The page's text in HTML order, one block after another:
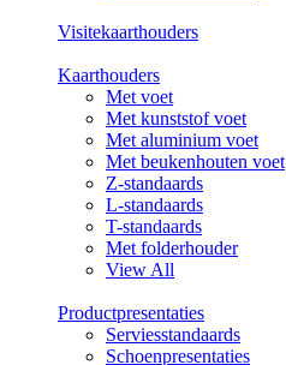
Visitekaarthouders
Kaarthouders
Met voet
Met kunststof voet
Met aluminium voet
Met beukenhouten voet
Z-standaards
L-standaards
T-standaards
Met folderhouder
View All
Productpresentaties
Serviesstandaards
Schoenpresentaties